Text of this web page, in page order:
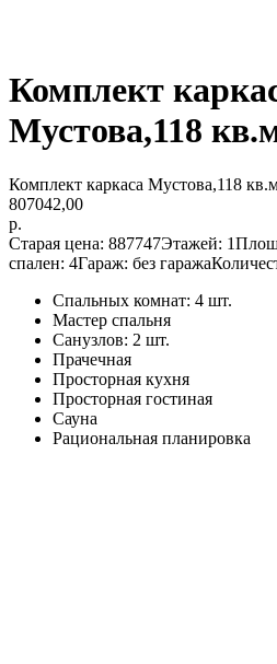
Комплект
Мустова,118
Комплект каркаса Мустова,118
807042,00
р.
Старая цена: 887747Этажей:
спален: 4Гараж: без
Спальных комнат: 4 шт.
Мастер спальня
Санузлов: 2 шт.
Прачечная
Просторная кухня
Просторная гостиная
Сауна
Рациональная планировка